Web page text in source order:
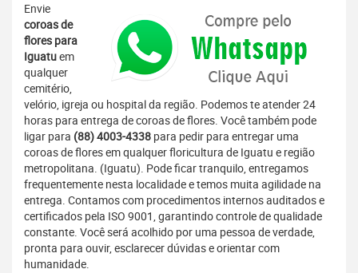
Envie
coroas de
flores para
Iguatuem
qualquer
cemitério,
velório, igreja ou hospital da região. Podemos te atender 24
horas para entrega de coroas de flores. Você também pode
ligar para (88) 4003-4338 para pedir para entregar uma
coroas de flores em qualquer floricultura de Iguatu e região
metropolitana. (Iguatu). Pode ficar tranquilo, entregamos
frequentemente nesta localidade e temos muita agilidade na
entrega. Contamos com procedimentos internos auditados e
certificados pela ISO 9001, garantindo controle de qualidade
constante. Você será acolhido por uma pessoa de verdade,
pronta para ouvir, esclarecer dúvidas e orientar com
humanidade.